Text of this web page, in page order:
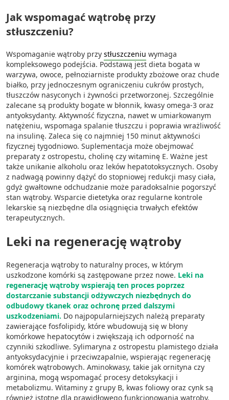
Jak wspomagać wątrobę przy
stłuszczeniu?
Wspomaganie wątroby przy stłuszczeniu wymaga
kompleksowego podejścia. Podstawą jest dieta bogata w
warzywa, owoce, pełnoziarniste produkty zbożowe oraz chude
białko, przy jednoczesnym ograniczeniu cukrów prostych,
tłuszczów nasyconych i żywności przetworzonej. Szczególnie
zalecane są produkty bogate w błonnik, kwasy omega-3 oraz
antyoksydanty. Aktywność fizyczna, nawet w umiarkowanym
natężeniu, wspomaga spalanie tłuszczu i poprawia wrażliwość
na insulinę. Zaleca się co najmniej 150 minut aktywności
fizycznej tygodniowo. Suplementacja może obejmować
preparaty z ostropestu, cholinę czy witaminę E. Ważne jest
także unikanie alkoholu oraz leków hepatotoksycznych. Osoby
z nadwagą powinny dążyć do stopniowej redukcji masy ciała,
gdyż gwałtowne odchudzanie może paradoksalnie pogorszyć
stan wątroby. Wsparcie dietetyka oraz regularne kontrole
lekarskie są niezbędne dla osiągnięcia trwałych efektów
terapeutycznych.
Leki na regenerację wątroby
Regeneracja wątroby to naturalny proces, w którym
uszkodzone komórki są zastępowane przez nowe. Leki na
regenerację wątroby wspierają ten proces poprzez
dostarczanie substancji odżywczych niezbędnych do
odbudowy tkanek oraz ochronę przed dalszymi
uszkodzeniami. Do najpopularniejszych należą preparaty
zawierające fosfolipidy, które wbudowują się w błony
komórkowe hepatocytów i zwiększają ich odporność na
czynniki szkodliwe. Sylimaryna z ostropestu plamistego działa
antyoksydacyjnie i przeciwzapalnie, wspierając regenerację
komórek wątrobowych. Aminokwasy, takie jak ornityna czy
arginina, mogą wspomagać procesy detoksykacji i
metabolizmu. Witaminy z grupy B, kwas foliowy oraz cynk są
również istotne dla prawidłowego funkcjonowania wątroby.